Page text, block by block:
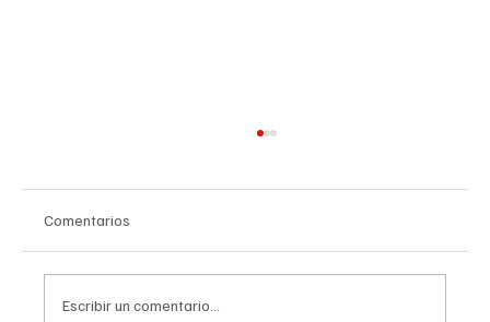
Comentarios
Escribir un comentario...